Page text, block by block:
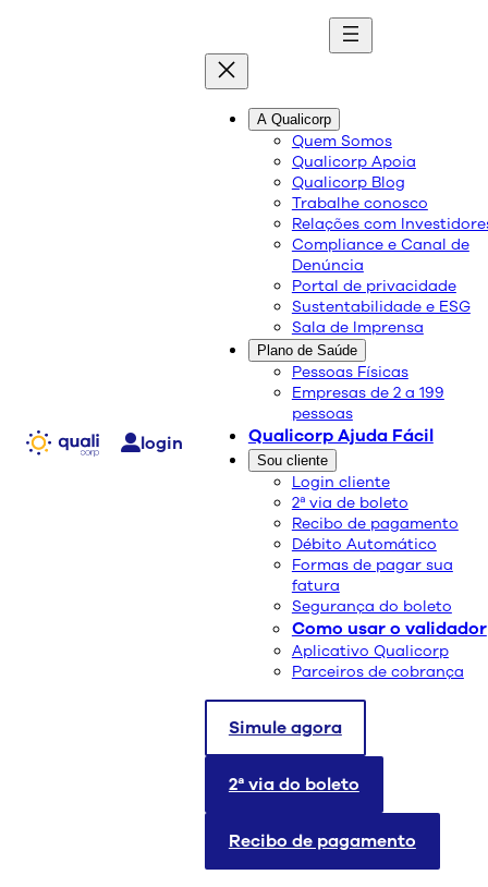
login
A Qualicorp
Quem Somos
Qualicorp Apoia
Qualicorp Blog
Trabalhe conosco
Relações com
Compliance e Canal de
Denúncia
Portal de privacidade
Sustentabilidade e ESG
Sala de Imprensa
Plano de Saúde
Pessoas Físicas
Empresas de 2 a 199
pessoas
Qualicorp Ajuda Fácil
Sou cliente
Login cliente
2ª via de boleto
Recibo de pagamento
Débito Automático
Formas de pagar sua
fatura
Segurança do boleto
Como usar o validador
Aplicativo Qualicorp
Parceiros de cobrança
Simule agora
2ª via do boleto
Recibo de pagamento
blog
Conteúdo de qualidade e as melhores soluções
Planos de saúde adesão
Se você está procurando por uma rede de assistência
médica, é normal que você queria saber mais sobre as
seguradoras e os serviços mais famosos. Então, para
Conheça mais sobre a